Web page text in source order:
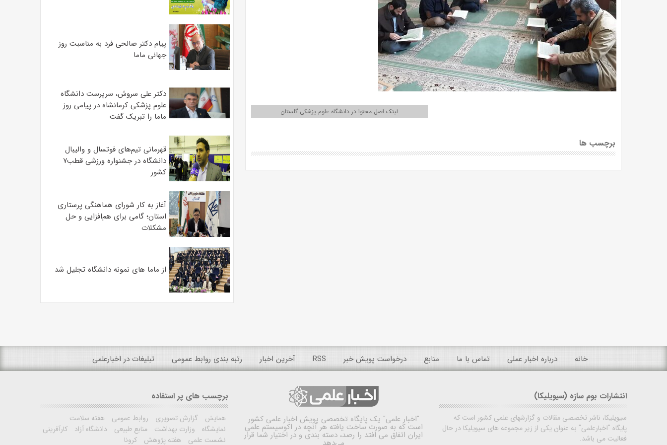
لینک اصل محتوا در دانشگاه علوم پزشکی گلستان
برچسب ها
پیام دکتر صالحی فرد به مناسبت روز
جهانی ماما
دکتر علی سروش، سرپرست دانشگاه
علوم پزشکی کرمانشاه در پیامی روز
ماما را تبریک گفت
قهرمانی تیم‌های فوتسال و والیبال
دانشگاه در جشنواره ورزشی قطب۷
کشور
آغاز به کار شورای هماهنگی پرستاری
استان؛ گامی برای هم‌افزایی و حل
مشکلات
از ماما های نمونه دانشگاه تجلیل شد
خانه درباره اخبار عملی تماس با ما منابع درخواست پویش خبر RSS آخرین اخبار رتبه بندی روابط عمومی تبلیغات در اخبارعلمی
انتشارات بوم سازه (سیویلیکا)
سیویلیکا، ناشر تخصصی مقالات و گزارشهای علمی کشور است که
پایگاه "اخبارعلمی" به عنوان یکی از زیر مجموعه های سیویلیکا در حال
فعالیت می باشد.
"اخبار علمی" یک پایگاه تخصصی پویش اخبار علمی کشور
است که به صورت ساخت یافته هر آنچه در اکوسیستم علمی
ایران اتفاق می افتد را رصد، دسته بندی و در اختیار شما قرار
برچسب های پر استفاده
همایش گزارش تصویری روابط عمومی
هفته سلامت
نمایشگاه
وزارت بهداشت منابع طبیعی دانشگاه آزاد
کارآفرینی
نشست علمی
هفته پژوهش کرونا